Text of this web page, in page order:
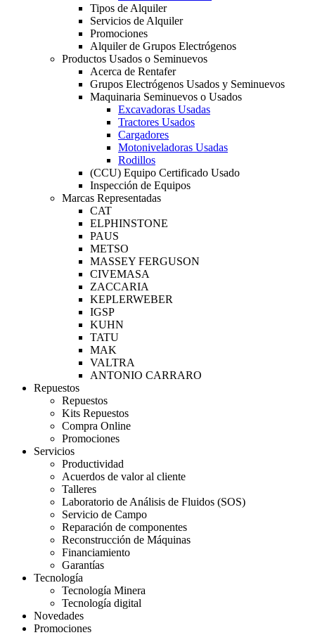
Tipos de Alquiler
Servicios de Alquiler
Promociones
Alquiler de Grupos Electrógenos
Productos Usados o Seminuevos
Acerca de Rentafer
Grupos Electrógenos Usados y Seminuevos
Maquinaria Seminuevos o Usados
Excavadoras Usadas
Tractores Usados
Cargadores
Motoniveladoras Usadas
Rodillos
(CCU) Equipo Certificado Usado
Inspección de Equipos
Marcas Representadas
CAT
ELPHINSTONE
PAUS
METSO
MASSEY FERGUSON
CIVEMASA
ZACCARIA
KEPLERWEBER
IGSP
KUHN
TATU
MAK
VALTRA
ANTONIO CARRARO
Repuestos
Repuestos
Kits Repuestos
Compra Online
Promociones
Servicios
Productividad
Acuerdos de valor al cliente
Talleres
Laboratorio de Análisis de Fluidos (SOS)
Servicio de Campo
Reparación de componentes
Reconstrucción de Máquinas
Financiamiento
Garantías
Tecnología
Tecnología Minera
Tecnología digital
Novedades
Promociones